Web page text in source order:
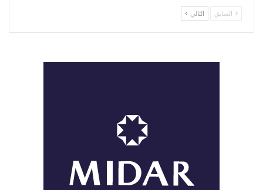
السابق التالي